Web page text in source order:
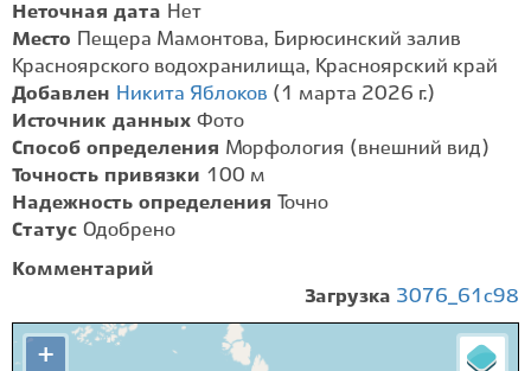
Неточная дата Нет
Место
Пещера Мамонтова, Бирюсинский залив
Красноярского водохранилища, Красноярский край
Добавлен Никита Яблоков (1 марта 2026 г.)
Источник данных Фото
Способ определения Морфология (внешний вид)
Точность привязки 100 м
Надежность определения
Точно
Статус Одобрено
Комментарий
Загрузка 3076_61c98
+